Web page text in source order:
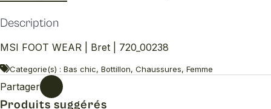
Description
MSI FOOT WEAR | Bret | 720_00238
Categorie(s) : Bas chic, Bottillon, Chaussures, Femme
Partager
Produits suggérés